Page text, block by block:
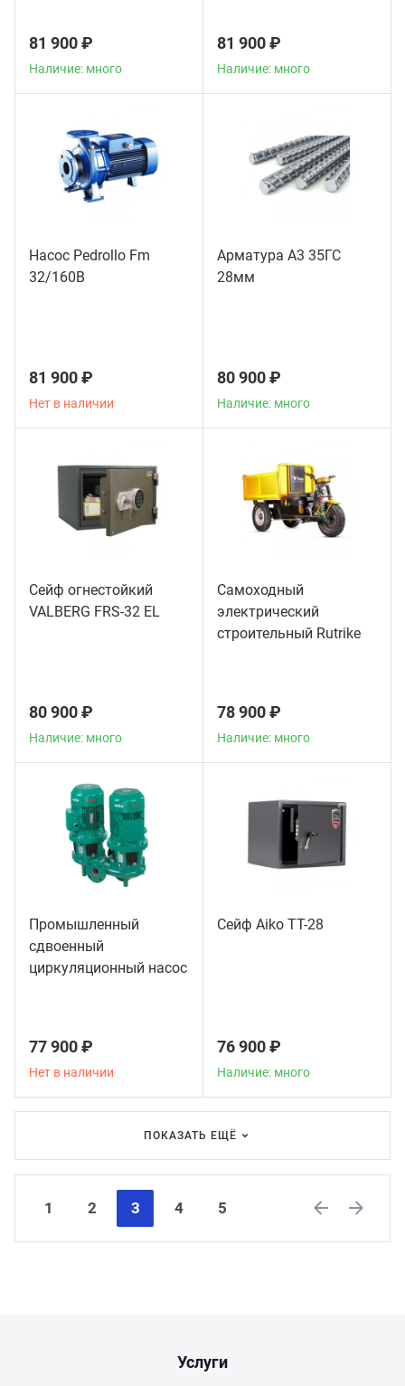
81 900 ₽
Наличие: много
81 900 ₽
Наличие: много
Насос Pedrollo Fm
32/160B
81 900 ₽
Нет в наличии
Арматура А3 35ГС
28мм
80 900 ₽
Наличие: много
Сейф огнестойкий
VALBERG FRS-32 EL
80 900 ₽
Наличие: много
Самоходный
электрический
строительный Rutrike
78 900 ₽
Наличие: много
Промышленный
сдвоенный
циркуляционный насос
77 900 ₽
Нет в наличии
Сейф Aiko TT-28
76 900 ₽
Наличие: много
ПОКАЗАТЬ ЕЩЁ
1 2 3 4
5
Услуги